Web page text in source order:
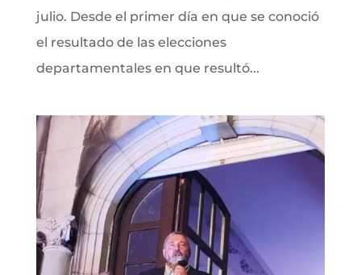
julio. Desde el primer día en que se conoció
el resultado de las elecciones
departamentales en que resultó...